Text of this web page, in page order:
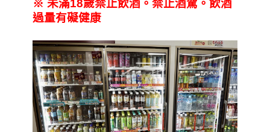
※ 未滿18歲禁止飲酒。禁止酒駕。飲酒
過量有礙健康